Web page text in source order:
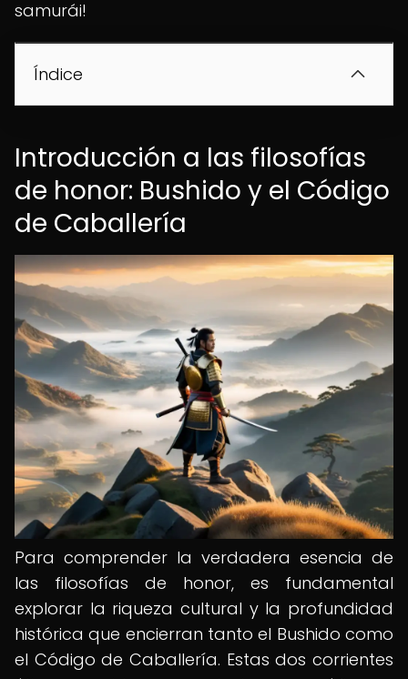
samurái!
Índice
Introducción a las filosofías
de honor: Bushido y el Código
de Caballería
Para comprender la verdadera esencia de
las filosofías de honor, es fundamental
explorar la riqueza cultural y la profundidad
histórica que encierran tanto el Bushido como
el Código de Caballería. Estas dos corrientes